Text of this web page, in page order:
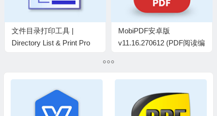
文件目录打印工具 |
Directory List & Print Pro
MobiPDF安卓版
v11.16.270612 (PDF阅读编